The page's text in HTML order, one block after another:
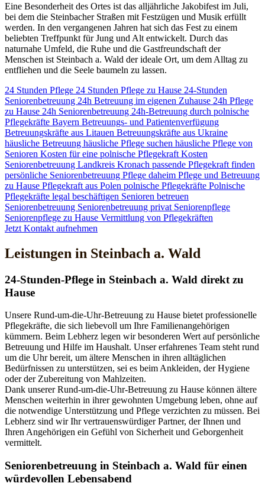
Eine Besonderheit des Ortes ist das alljährliche Jakobifest im Juli,
bei dem die Steinbacher Straßen mit Festzügen und Musik erfüllt
werden. In den vergangenen Jahren hat sich das Fest zu einem
beliebten Treffpunkt für Jung und Alt entwickelt. Durch das
naturnahe Umfeld, die Ruhe und die Gastfreundschaft der
Menschen ist Steinbach a. Wald der ideale Ort, um dem Alltag zu
entfliehen und die Seele baumeln zu lassen.
24 Stunden Pflege 24 Stunden Pflege zu Hause 24-Stunden
Seniorenbetreuung 24h Betreuung im eigenen Zuhause 24h Pflege
zu Hause 24h Seniorenbetreuung 24h-Betreuung durch polnische
Pflegekräfte Bayern Betreuungs- und Patientenverfügung
Betreuungskräfte aus Litauen Betreuungskräfte aus Ukraine
häusliche Betreuung häusliche Pflege suchen häusliche Pflege von
Senioren Kosten für eine polnische Pflegekraft Kosten
Seniorenbetreuung Landkreis Kronach passende Pflegekraft finden
persönliche Seniorenbetreuung Pflege daheim Pflege und Betreuung
zu Hause Pflegekraft aus Polen polnische Pflegekräfte Polnische
Pflegekräfte legal beschäftigen Senioren betreuen
Seniorenbetreuung Seniorenbetreuung privat Seniorenpflege
Seniorenpflege zu Hause Vermittlung von Pflegekräften
Jetzt Kontakt aufnehmen
Leistungen in Steinbach a. Wald
24-Stunden-Pflege in Steinbach a. Wald direkt zu
Hause
Unsere Rund-um-die-Uhr-Betreuung zu Hause bietet professionelle
Pflegekräfte, die sich liebevoll um Ihre Familienangehörigen
kümmern. Beim Lebherz legen wir besonderen Wert auf persönliche
Betreuung und Hilfe im Haushalt. Unser erfahrenes Team steht rund
um die Uhr bereit, um ältere Menschen in ihren alltäglichen
Bedürfnissen zu unterstützen, sei es beim Ankleiden, der Hygiene
oder der Zubereitung von Mahlzeiten.
Dank unserer Rund-um-die-Uhr-Betreuung zu Hause können ältere
Menschen weiterhin in ihrer gewohnten Umgebung leben, ohne auf
die notwendige Unterstützung und Pflege verzichten zu müssen. Bei
Lebherz sind wir Ihr vertrauenswürdiger Partner, der Ihnen und
Ihren Angehörigen ein Gefühl von Sicherheit und Geborgenheit
vermittelt.
Senioren­betreuung in Steinbach a. Wald für einen
würdevollen Lebensabend